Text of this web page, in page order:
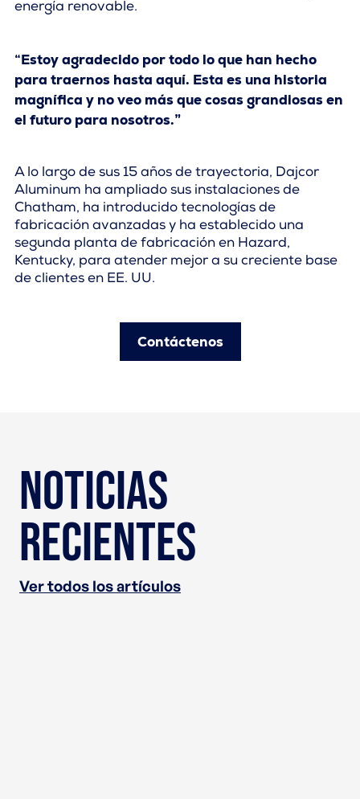
energía renovable.
“Estoy agradecido por todo lo que han hecho
para traernos hasta aquí. Esta es una historia
magnífica y no veo más que cosas grandiosas en
el futuro para nosotros.”
A lo largo de sus 15 años de trayectoria, Dajcor
Aluminum ha ampliado sus instalaciones de
Chatham, ha introducido tecnologías de
fabricación avanzadas y ha establecido una
segunda planta de fabricación en Hazard,
Kentucky, para atender mejor a su creciente base
de clientes en EE. UU.
Contáctenos
Noticias
recientes
Ver todos los artículos